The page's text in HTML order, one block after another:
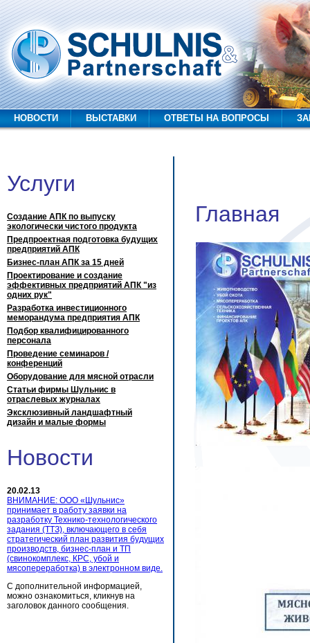
НОВОСТИ ВЫСТАВКИ ОТВЕТЫ НА ВОПРОСЫ
Услуги
Создание АПК по выпуску
экологически чистого продукта
Предпроектная подготовка будущих
предприятий АПК
Бизнес-план АПК за 15 дней
Проектирование и создание
эффективных предприятий АПК "из
одних рук"
Разработка инвестиционного
меморандума предприятия АПК
Подбор квалифицированного
персонала
Проведение семинаров /
конференций
Оборудование для мясной отрасли
Статьи фирмы Шульнис в
отраслевых журналах
Эксклюзивный ландшафтный
дизайн и малые формы
Новости
20.02.13
ВНИМАНИЕ: ООО «Шульнис»
принимает в работу заявки на
разработку Технико-технологического
задания (ТТЗ), включающего в себя
стратегический план развития будущих
производств, бизнес-план и ТП
(свинокомплекс, КРС, убой и
мясопереработка) в электронном виде.
С дополнительной информацией,
можно ознакомиться, кликнув на
заголовок данного сообщения.
Главная